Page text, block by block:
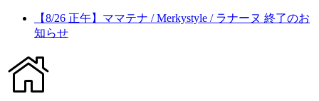
【8/26 正午】ママテナ / Merkystyle / ラナーヌ 終了のお
知らせ